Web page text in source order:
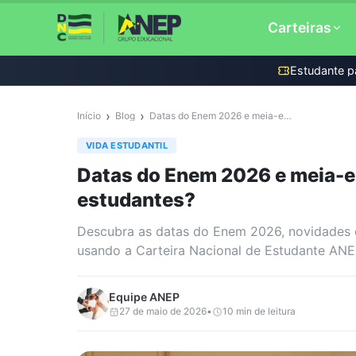
Carteiras
Documento do
Carteira de
Estudante
Início › Blog › Datas do Enem 2026 e meia-entrada: o que muda para estudantes?
VIDA ESTUDANTIL
Datas do Enem 2026 e meia-
estudantes?
Descubra as datas do Enem 2026,
usando a Carteira Nacional de Estudante
EquipeANEP
27 de maio de 2026• 10 min de leitura